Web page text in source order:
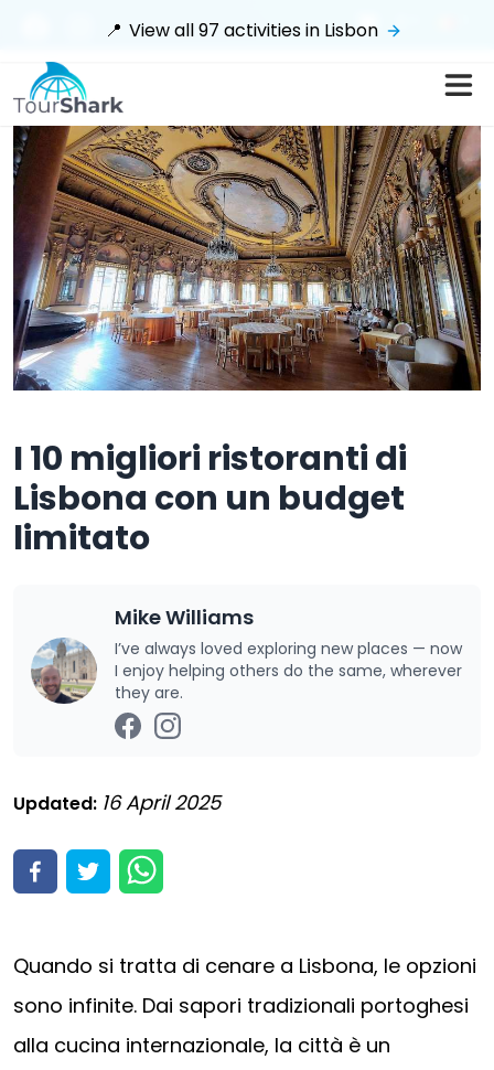
$
📍 View all97 activities in Lisbon
I 10 migliori ristoranti di
Lisbona con un budget
limitato
Mike Williams
I’ve always loved exploring new places — now
I enjoy helping others do the same, wherever
they are.
Updated: 16 April 2025
Quando si tratta di cenare a Lisbona, le opzioni
sono infinite. Dai sapori tradizionali portoghesi
alla cucina internazionale, la città è un